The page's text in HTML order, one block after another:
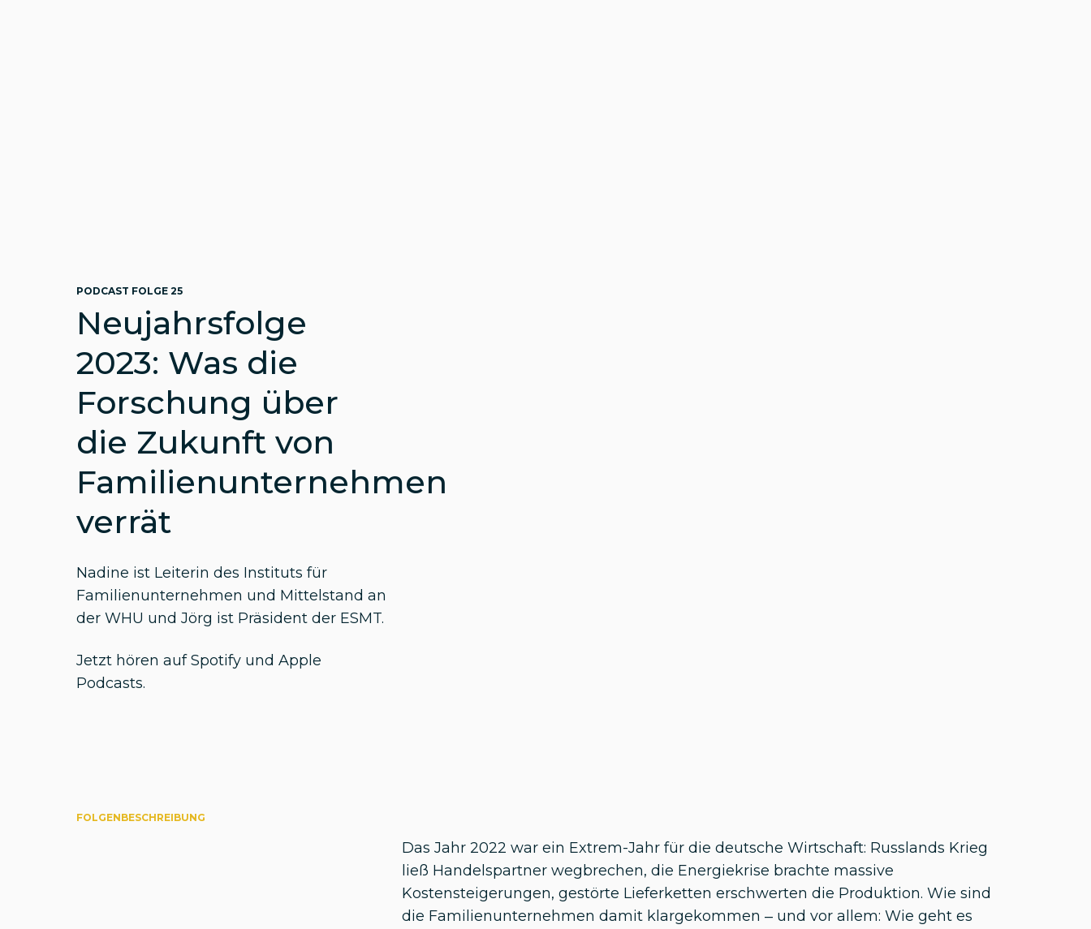
PODCAST FOLGE 25
Neujahrsfolge
2023: Was die
Forschung über
die Zukunft von
Familienunternehmen
verrät
Nadine ist Leiterin des Instituts für
Familienunternehmen und Mittelstand an
der WHU und Jörg ist Präsident der ESMT.
Jetzt hören aufSpotify undApple
Podcasts.
FOLGENBESCHREIBUNG
Das Jahr 2022 war ein Extrem-Jahr für die deutsche Wirtschaft: Russlands Krieg
ließ Handelspartner wegbrechen, die Energiekrise brachte massive
Kostensteigerungen, gestörte Lieferketten erschwerten die Produktion. Wie sind
die Familienunternehmen damit klargekommen – und vor allem: Wie geht es